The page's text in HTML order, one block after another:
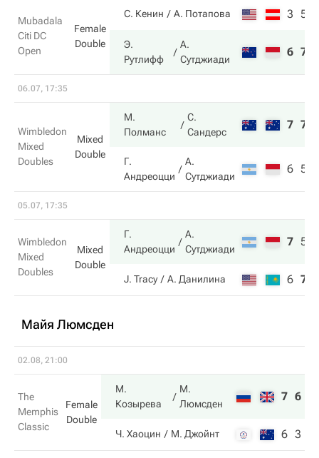
Mubadala
Citi DC
Open
Female
Double
С. Кенин А. Потапова 3 5
Э.
Рутлифф
А.
Сутджиади
6 7
06.07, 17:35
Wimbledon
Mixed
Doubles
Mixed
Double
М.
Полманс
С.
Сандерс
7 7
Г.
Андреоцци
А.
Сутджиади
6 5
05.07, 17:35
Wimbledon
Mixed
Doubles
Mixed
Double
Г.
Андреоцци
А.
Сутджиади
7 5
J. Tracy А. Данилина 6 7
Майя Люмсден
02.08, 21:00
The
Memphis
Classic
Female
Double
М.
Козырева
М.
Люмсден
7 6
Ч. Хаоцин М. Джойнт 6 3